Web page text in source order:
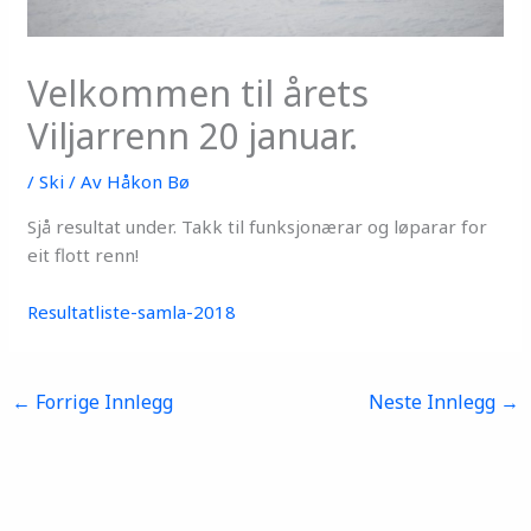
Velkommen til årets
Viljarrenn 20 januar.
/Ski / Av Håkon Bø
Sjå resultat under. Takk til funksjonærar og løparar for
eit flott renn!
Resultatliste-samla-2018
← Forrige Innlegg Neste Innlegg →